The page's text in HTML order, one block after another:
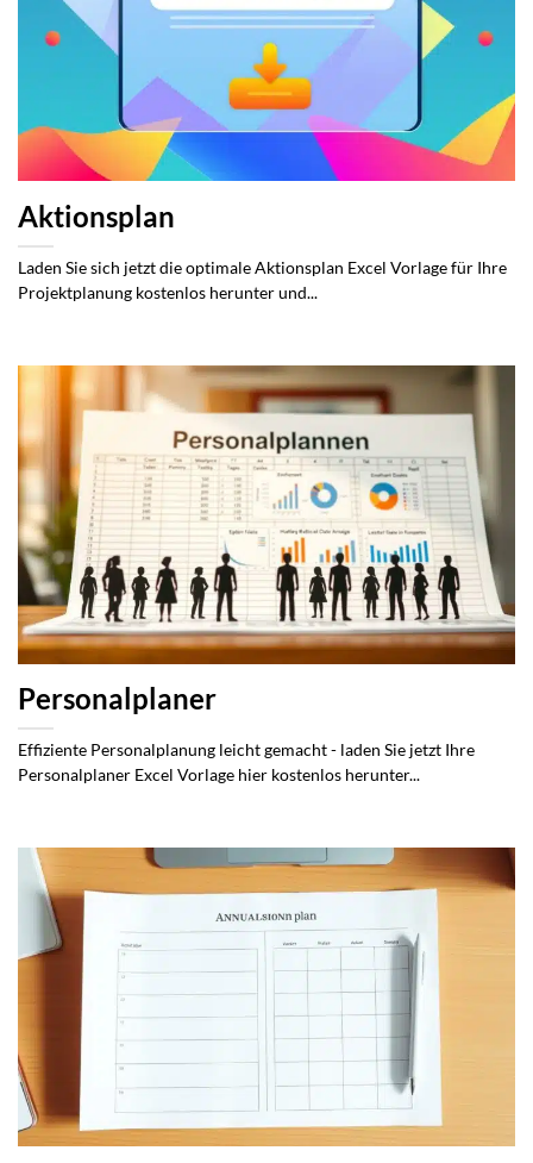
Aktionsplan
Laden Sie sich jetzt die optimale Aktionsplan Excel Vorlage für Ihre
Projektplanung kostenlos herunter und...
Personalplaner
Effiziente Personalplanung leicht gemacht - laden Sie jetzt Ihre
Personalplaner Excel Vorlage hier kostenlos herunter...